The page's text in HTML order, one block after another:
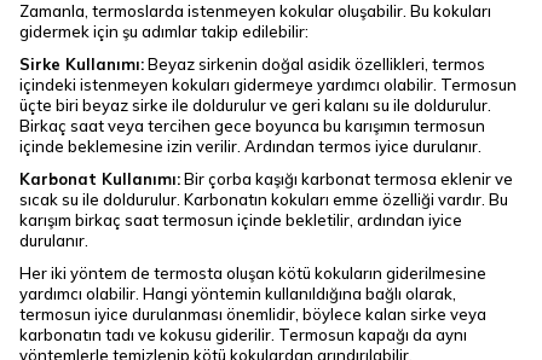
Zamanla, termoslarda istenmeyen kokular oluşabilir. Bu kokuları
gidermek için şu adımlar takip edilebilir:
Sirke Kullanımı:Beyaz sirkenin doğal asidik özellikleri, termos
içindeki istenmeyen kokuları gidermeye yardımcı olabilir. Termosun
üçte biri beyaz sirke ile doldurulur ve geri kalanı su ile doldurulur.
Birkaç saat veya tercihen gece boyunca bu karışımın termosun
içinde beklemesine izin verilir. Ardından termos iyice durulanır.
Karbonat Kullanımı:Bir çorba kaşığı karbonat termosa eklenir ve
sıcak su ile doldurulur. Karbonatın kokuları emme özelliği vardır. Bu
karışım birkaç saat termosun içinde bekletilir, ardından iyice
durulanır.
Her iki yöntem de termosta oluşan kötü kokuların giderilmesine
yardımcı olabilir. Hangi yöntemin kullanıldığına bağlı olarak,
termosun iyice durulanması önemlidir, böylece kalan sirke veya
karbonatın tadı ve kokusu giderilir. Termosun kapağı da aynı
yöntemlerle temizlenip kötü kokulardan arındırılabilir.